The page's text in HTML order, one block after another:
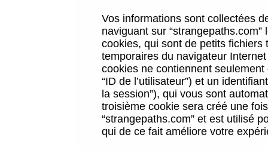
Vos informations sont collectées
naviguant sur
cookies, qui sont de petits
temporaires du navigateur
cookies ne contiennent
“ID de l’utilisateur”) et un
la session”), qui vous sont
troisième cookie sera créé une
“strangepaths.com” et est utilisé
qui de ce fait améliore votre